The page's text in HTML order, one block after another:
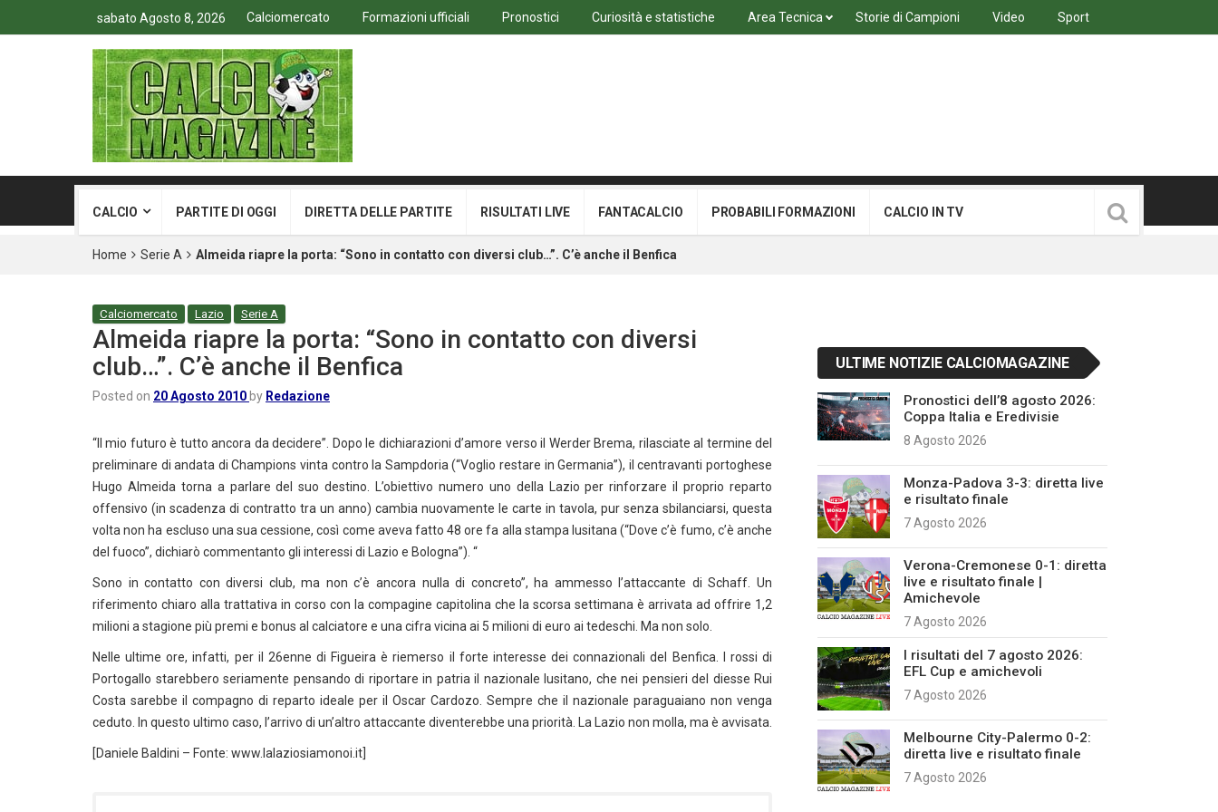
sabato Agosto 8, 2026 Calciomercato Formazioni ufficiali Pronostici Curiosità e statistiche Area Tecnica Storie di Campioni Video Sport
CALCIO PARTITE DI OGGI DIRETTA DELLE PARTITE RISULTATI LIVE FANTACALCIO PROBABILI FORMAZIONI CALCIO IN TV
Home Serie A Almeida riapre la porta: “Sono in contatto con diversi club…”. C’è anche il Benfica
Calciomercato Lazio Serie A
Almeida riapre la porta: “Sono in contatto con diversi
club…”. C’è anche il Benfica
Posted on 20 Agosto 2010 by Redazione
“Il mio futuro è tutto ancora da decidere”. Dopo le dichiarazioni d’amore verso il Werder Brema, rilasciate al termine del
preliminare di andata di Champions vinta contro la Sampdoria (“Voglio restare in Germania”), il centravanti portoghese
Hugo Almeida torna a parlare del suo destino. L’obiettivo numero uno della Lazio per rinforzare il proprio reparto
offensivo (in scadenza di contratto tra un anno) cambia nuovamente le carte in tavola, pur senza sbilanciarsi, questa
volta non ha escluso una sua cessione, così come aveva fatto 48 ore fa alla stampa lusitana (“Dove c’è fumo, c’è anche
del fuoco”, dichiarò commentanto gli interessi di Lazio e Bologna”). “
Sono in contatto con diversi club, ma non c’è ancora nulla di concreto”, ha ammesso l’attaccante di Schaff. Un
riferimento chiaro alla trattativa in corso con la compagine capitolina che la scorsa settimana è arrivata ad offrire 1,2
milioni a stagione più premi e bonus al calciatore e una cifra vicina ai 5 milioni di euro ai tedeschi. Ma non solo.
Nelle ultime ore, infatti, per il 26enne di Figueira è riemerso il forte interesse dei connazionali del Benfica. I rossi di
Portogallo starebbero seriamente pensando di riportare in patria il nazionale lusitano, che nei pensieri del diesse Rui
Costa sarebbe il compagno di reparto ideale per il Oscar Cardozo. Sempre che il nazionale paraguaiano non venga
ceduto. In questo ultimo caso, l’arrivo di un’altro attaccante diventerebbe una priorità. La Lazio non molla, ma è avvisata.
[Daniele Baldini – Fonte: www.lalaziosiamonoi.it]
ULTIME NOTIZIE CALCIOMAGAZINE
Pronostici dell’8 agosto 2026:
Coppa Italia e Eredivisie
8 Agosto 2026
Monza-Padova 3-3: diretta live
e risultato finale
7 Agosto 2026
Verona-Cremonese 0-1: diretta
live e risultato finale |
Amichevole
7 Agosto 2026
I risultati del 7 agosto 2026:
EFL Cup e amichevoli
7 Agosto 2026
Melbourne City-Palermo 0-2:
diretta live e risultato finale
7 Agosto 2026